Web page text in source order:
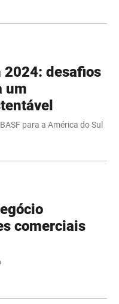
desafios
um
para a América do Sul
comerciais